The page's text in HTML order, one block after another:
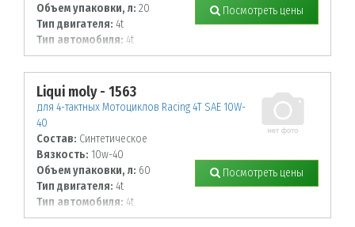
Объем упаковки, л: 20
Тип двигателя: 4t
Тип автомобиля: 4t
Посмотреть цены
Liqui moly - 1563
для 4-тактных Мотоциклов Racing 4T SAE 10W-
40
Состав: Синтетическое
Вязкость: 10w-40
Объем упаковки, л: 60
Тип двигателя: 4t
Тип автомобиля: 4t
Посмотреть цены